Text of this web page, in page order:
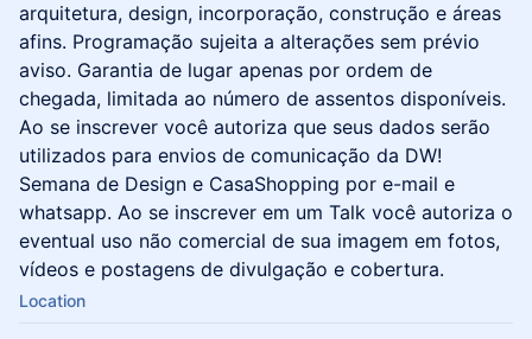
arquitetura, design, incorporação, construção e áreas
afins. Programação sujeita a alterações sem prévio
aviso. Garantia de lugar apenas por ordem de
chegada, limitada ao número de assentos disponíveis.
Ao se inscrever você autoriza que seus dados serão
utilizados para envios de comunicação da DW!
Semana de Design e CasaShopping por e-mail e
whatsapp. Ao se inscrever em um Talk você autoriza o
eventual uso não comercial de sua imagem em fotos,
vídeos e postagens de divulgação e cobertura.
Location